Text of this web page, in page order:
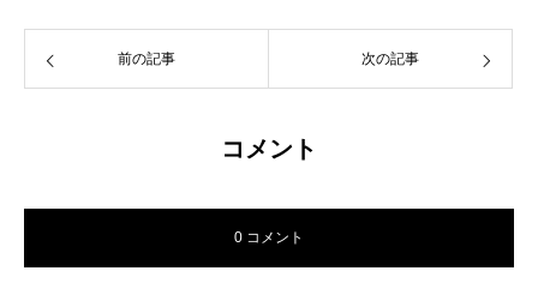
前の記事 次の記事
コメント
0 コメント